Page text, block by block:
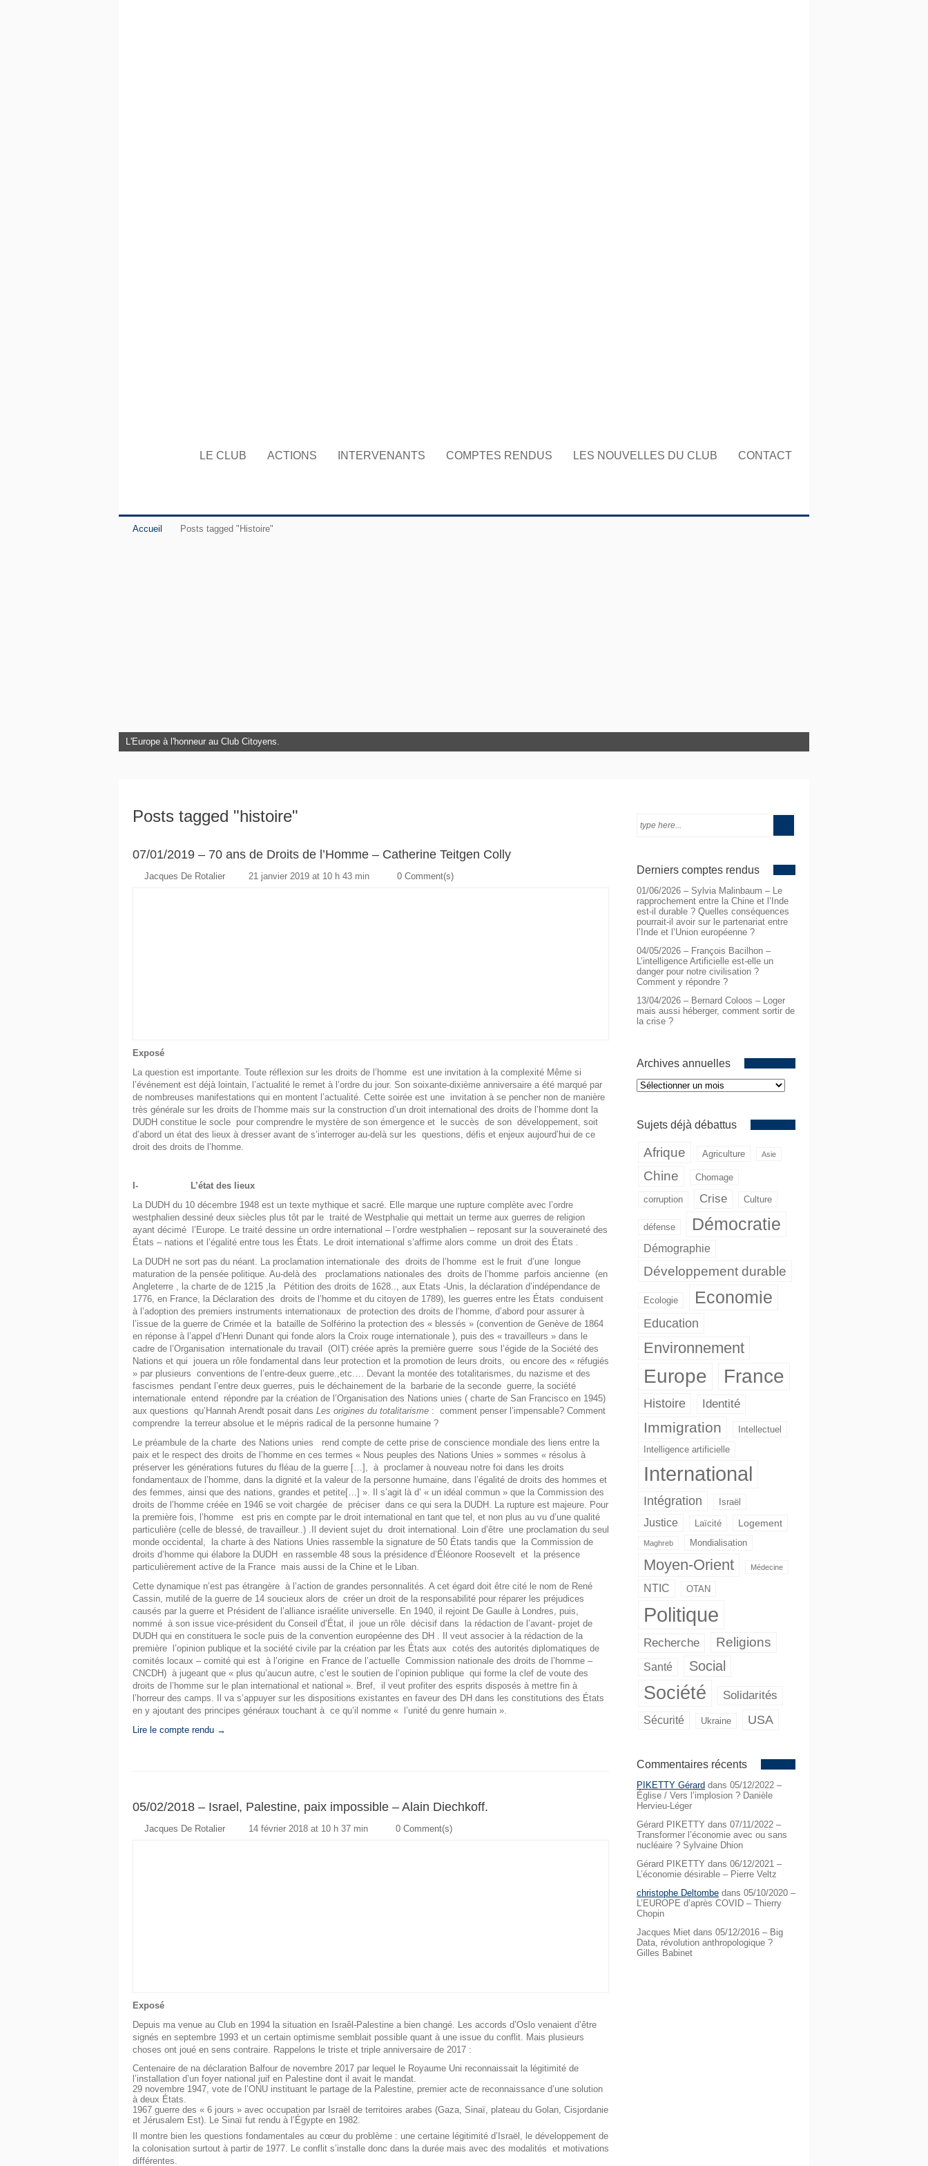
LE CLUB ACTIONS INTERVENANTS COMPTES RENDUS LES NOUVELLES DU CLUB CONTACT
Accueil Posts tagged "Histoire"
L'Europe à l'honneur au Club Citoyens.
Derniers comptes rendus
01/06/2026 – Sylvia Malinbaum – Le
rapprochement entre la Chine et l’Inde
est-il durable ? Quelles conséquences
pourrait-il avoir sur le partenariat entre
l’Inde et l’Union européenne ?
04/05/2026 – François Bacilhon –
L’intelligence Artificielle est-elle un
danger pour notre civilisation ?
Comment y répondre ?
13/04/2026 – Bernard Coloos – Loger
mais aussi héberger, comment sortir de
la crise ?
Archives annuelles
Archives
annuelles
Sujets déjà débattus
Afrique Agriculture Asie
Chine Chomage
corruption Crise Culture
défense Démocratie
Démographie
Développement durable
Ecologie Economie
Education
Environnement
Europe France
Histoire Identité
Immigration
Intellectuel
Intelligence artificielle
International
Intégration Israël
Justice Laïcité Logement
Maghreb Mondialisation
Moyen-Orient Médecine
NTIC OTAN
Politique
Recherche Religions
Santé Social
Société Solidarités
Sécurité Ukraine USA
Commentaires récents
PIKETTY Gérard dans 05/12/2022 –
Église / Vers l’implosion ? Danièle
Hervieu-Léger
Gérard PIKETTY dans 07/11/2022 –
Transformer l’économie avec ou sans
nucléaire ? Sylvaine Dhion
Gérard PIKETTY dans 06/12/2021 –
L’économie désirable – Pierre Veltz
christophe Deltombe dans 05/10/2020 –
L’EUROPE d’après COVID – Thierry
Chopin
Jacques Miet dans 05/12/2016 – Big
Data, révolution anthropologique ?
Gilles Babinet
Posts tagged "histoire"
07/01/2019 – 70 ans de Droits de l’Homme – Catherine Teitgen Colly
Jacques De Rotalier 21 janvier 2019 at 10 h 43 min 0 Comment(s)
Exposé
La question est importante. Toute réflexion sur les droits de l’homme est une invitation à la complexité Même si
l’événement est déjà lointain, l’actualité le remet à l’ordre du jour. Son soixante-dixième anniversaire a été marqué par
de nombreuses manifestations qui en montent l’actualité. Cette soirée est une invitation à se pencher non de manière
très générale sur les droits de l’homme mais sur la construction d’un droit international des droits de l’homme dont la
DUDH constitue le socle pour comprendre le mystère de son émergence et le succès de son développement, soit
d’abord un état des lieux à dresser avant de s’interroger au-delà sur les questions, défis et enjeux aujourd’hui de ce
droit des droits de l’homme.
I-
L’état des lieux
La DUDH du 10 décembre 1948 est un texte mythique et sacré. Elle marque une rupture complète avec l’ordre
westphalien dessiné deux siècles plus tôt par le traité de Westphalie qui mettait un terme aux guerres de religion
ayant décimé l’Europe. Le traité dessine un ordre international – l’ordre westphalien – reposant sur la souveraineté des
États – nations et l’égalité entre tous les États. Le droit international s’affirme alors comme un droit des États .
La DUDH ne sort pas du néant. La proclamation internationale des droits de l’homme est le fruit d’une longue
maturation de la pensée politique. Au-delà des proclamations nationales des droits de l’homme parfois ancienne (en
Angleterre , la charte de de 1215 ,la Pétition des droits de 1628.., aux Etats -Unis, la déclaration d’indépendance de
1776, en France, la Déclaration des droits de l’homme et du citoyen de 1789), les guerres entre les États conduisent
à l’adoption des premiers instruments internationaux de protection des droits de l‘homme, d’abord pour assurer à
l’issue de la guerre de Crimée et la bataille de Solférino la protection des « blessés » (convention de Genève de 1864
en réponse à l’appel d’Henri Dunant qui fonde alors la Croix rouge internationale ), puis des « travailleurs » dans le
cadre de l’Organisation internationale du travail (OIT) créée après la première guerre sous l’égide de la Société des
Nations et qui jouera un rôle fondamental dans leur protection et la promotion de leurs droits, ou encore des « réfugiés
» par plusieurs conventions de l’entre-deux guerre.,etc.… Devant la montée des totalitarismes, du nazisme et des
fascismes pendant l’entre deux guerres, puis le déchainement de la barbarie de la seconde guerre, la société
internationale entend répondre par la création de l’Organisation des Nations unies ( charte de San Francisco en 1945)
aux questions qu’Hannah Arendt posait dans Les origines du totalitarisme : comment penser l’impensable? Comment
comprendre la terreur absolue et le mépris radical de la personne humaine ?
Le préambule de la charte des Nations unies rend compte de cette prise de conscience mondiale des liens entre la
paix et le respect des droits de l’homme en ces termes « Nous peuples des Nations Unies » sommes « résolus à
préserver les générations futures du fléau de la guerre […], à proclamer à nouveau notre foi dans les droits
fondamentaux de l’homme, dans la dignité et la valeur de la personne humaine, dans l’égalité de droits des hommes et
des femmes, ainsi que des nations, grandes et petite[…] ». Il s’agit là d’ « un idéal commun » que la Commission des
droits de l’homme créée en 1946 se voit chargée de préciser dans ce qui sera la DUDH. La rupture est majeure. Pour
la première fois, l’homme est pris en compte par le droit international en tant que tel, et non plus au vu d’une qualité
particulière (celle de blessé, de travailleur..) .Il devient sujet du droit international. Loin d’être une proclamation du seul
monde occidental, la charte à des Nations Unies rassemble la signature de 50 États tandis que la Commission de
droits d’homme qui élabore la DUDH en rassemble 48 sous la présidence d’Éléonore Roosevelt et la présence
particulièrement active de la France mais aussi de la Chine et le Liban.
Cette dynamique n’est pas étrangère à l’action de grandes personnalités. A cet égard doit être cité le nom de René
Cassin, mutilé de la guerre de 14 soucieux alors de créer un droit de la responsabilité pour réparer les préjudices
causés par la guerre et Président de l’alliance israélite universelle. En 1940, il rejoint De Gaulle à Londres, puis,
nommé à son issue vice-président du Conseil d’État, il joue un rôle décisif dans la rédaction de l’avant- projet de
DUDH qui en constituera le socle puis de la convention européenne des DH . Il veut associer à la rédaction de la
première l’opinion publique et la société civile par la création par les États aux cotés des autorités diplomatiques de
comités locaux – comité qui est à l’origine en France de l’actuelle Commission nationale des droits de l’homme –
CNCDH) à jugeant que « plus qu’aucun autre, c’est le soutien de l’opinion publique qui forme la clef de voute des
droits de l’homme sur le plan international et national ». Bref, il veut profiter des esprits disposés à mettre fin à
l’horreur des camps. Il va s’appuyer sur les dispositions existantes en faveur des DH dans les constitutions des États
en y ajoutant des principes généraux touchant à ce qu’il nomme « l’unité du genre humain ».
Lire le compte rendu →
05/02/2018 – Israel, Palestine, paix impossible – Alain Diechkoff.
Jacques De Rotalier 14 février 2018 at 10 h 37 min 0 Comment(s)
Exposé
Depuis ma venue au Club en 1994 la situation en Israêl-Palestine a bien changé. Les accords d’Oslo venaient d’être
signés en septembre 1993 et un certain optimisme semblait possible quant à une issue du conflit. Mais plusieurs
choses ont joué en sens contraire. Rappelons le triste et triple anniversaire de 2017 :
Centenaire de na déclaration Balfour de novembre 2017 par lequel le Royaume Uni reconnaissait la légitimité de
l’installation d’un foyer national juif en Palestine dont il avait le mandat.
29 novembre 1947, vote de l’ONU instituant le partage de la Palestine, premier acte de reconnaissance d’une solution
à deux États.
1967 guerre des « 6 jours » avec occupation par Israël de territoires arabes (Gaza, Sinaï, plateau du Golan, Cisjordanie
et Jérusalem Est). Le Sinaï fut rendu à l’Égypte en 1982.
Il montre bien les questions fondamentales au cœur du problème : une certaine légitimité d’Israël, le développement de
la colonisation surtout à partir de 1977. Le conflit s’installe donc dans la durée mais avec des modalités et motivations
différentes.